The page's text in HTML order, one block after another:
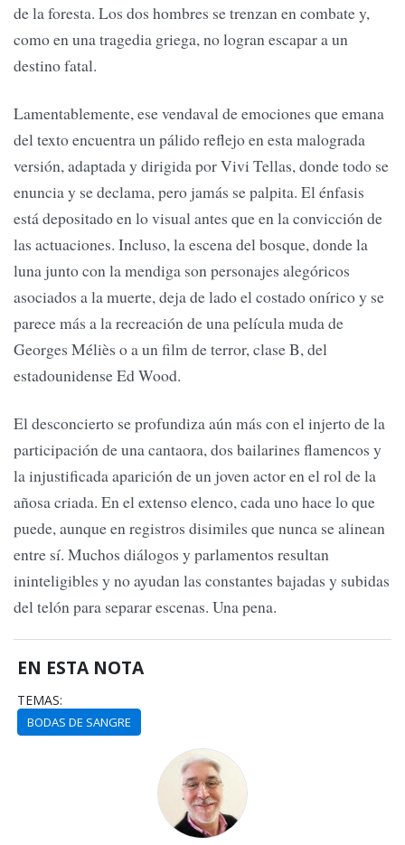
de la foresta. Los dos hombres se trenzan en combate y,
como en una tragedia griega, no logran escapar a un
destino fatal.
Lamentablemente, ese vendaval de emociones que emana
del texto encuentra un pálido reflejo en esta malograda
versión, adaptada y dirigida por Vivi Tellas, donde todo se
enuncia y se declama, pero jamás se palpita. El énfasis
está depositado en lo visual antes que en la convicción de
las actuaciones. Incluso, la escena del bosque, donde la
luna junto con la mendiga son personajes alegóricos
asociados a la muerte, deja de lado el costado onírico y se
parece más a la recreación de una película muda de
Georges Méliès o a un film de terror, clase B, del
estadounidense Ed Wood.
El desconcierto se profundiza aún más con el injerto de la
participación de una cantaora, dos bailarines flamencos y
la injustificada aparición de un joven actor en el rol de la
añosa criada. En el extenso elenco, cada uno hace lo que
puede, aunque en registros disimiles que nunca se alinean
entre sí. Muchos diálogos y parlamentos resultan
ininteligibles y no ayudan las constantes bajadas y subidas
del telón para separar escenas. Una pena.
EN ESTA NOTA
TEMAS:
BODAS DE SANGRE